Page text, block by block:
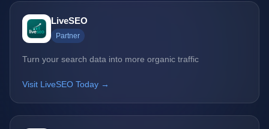
LiveSEO
Partner
Turn your search data into more organic traffic
Visit LiveSEO Today →